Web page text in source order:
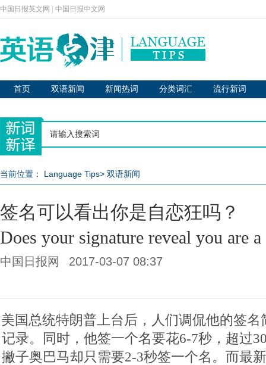
中国日报英文网 中国日报中文网
首页 双语新闻 新闻热词 分类词汇 流行新词
当前位置： Language Tips> 双语新闻
签名可以看出你是自恋狂吗？
Does your signature reveal you are
中国日报网 2017-03-07 08:37
美国总统特朗普上台后，人们调侃他的签
记录。同时，他签一个名要花6-7秒，超过
撇子奥巴马却只需要2-3秒签一个名。而最